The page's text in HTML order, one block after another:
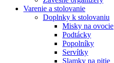
Varenie a stolovanie
Doplnky k stolovaniu
Misky na ovocie
Podtácky
Popolníky
Servítky
Slamky na pitie